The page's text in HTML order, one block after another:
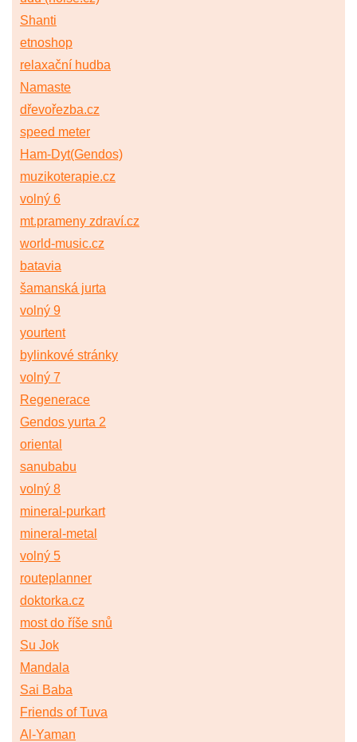
Shanti
etnoshop
relaxační hudba
Namaste
dřevořezba.cz
speed meter
Ham-Dyt(Gendos)
muzikoterapie.cz
volný 6
mt.prameny zdraví.cz
world-music.cz
batavia
šamanská jurta
volný 9
yourtent
bylinkové stránky
volný 7
Regenerace
Gendos yurta 2
oriental
sanubabu
volný 8
mineral-purkart
mineral-metal
volný 5
routeplanner
doktorka.cz
most do říše snů
Su Jok
Mandala
Sai Baba
Friends of Tuva
Al-Yaman